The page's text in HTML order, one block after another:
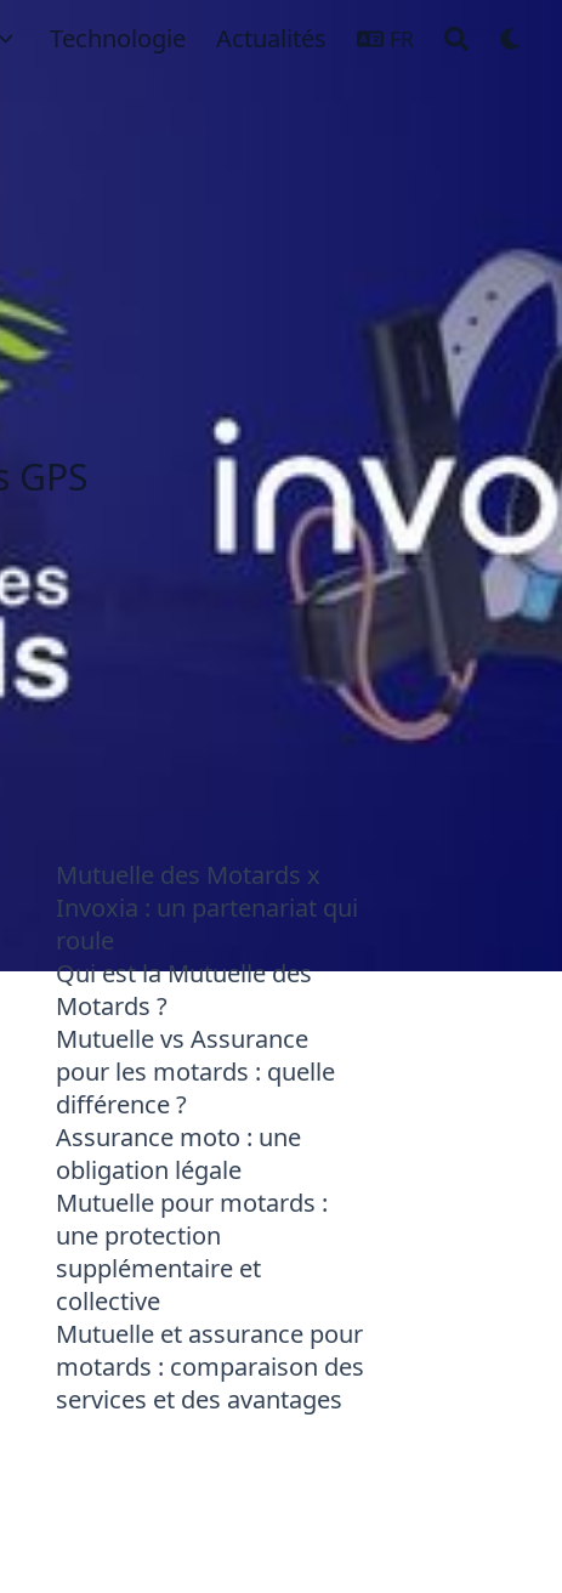
Technologie Actualités FR
Mutuelle des Motards x
Invoxia : un partenariat qui
roule
Qui est la Mutuelle des
Motards ?
Mutuelle vs Assurance
pour les motards : quelle
différence ?
Assurance moto : une
obligation légale
Mutuelle pour motards :
une protection
supplémentaire et
collective
Mutuelle et assurance pour
motards : comparaison des
services et des avantages